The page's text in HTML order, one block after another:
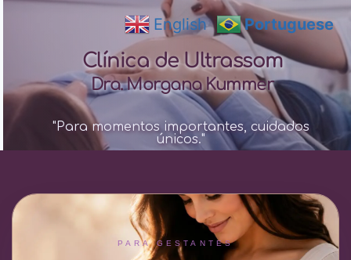
Clínica de Ultrassom
Dra. Morgana Kummer
"Para momentos importantes, cuidados
únicos."
PARA GESTANTES
English Portuguese